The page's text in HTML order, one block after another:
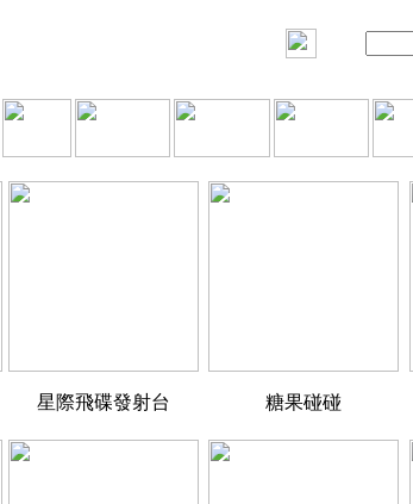
星際飛碟發射台 糖果碰碰